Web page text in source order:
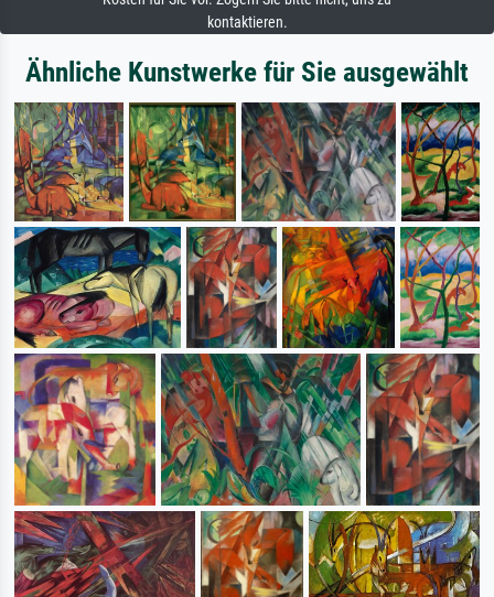
kontaktieren.
Ähnliche Kunstwerke für Sie ausgewählt